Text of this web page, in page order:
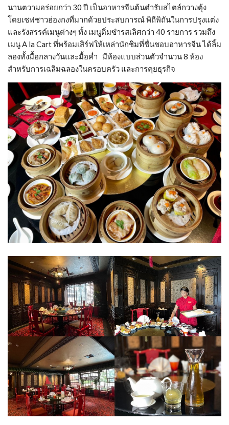
นานตวามอร่อยกว่า 30 ปี เป็นอาหารจีนต้นตำรับสไตล์กวางตุ้ง
โดยเชฟชาวฮ่องกงที่มากด้วยประสบการณ์ พิถีพิถันในการปรุงแต่ง
และรังสรรค์เมนูต่างๆ ทั้ง เมนูติ่มซำรสเลิศกว่า 40 รายการ รวมถึง
เมนู A la Cart ที่พร้อมเสิร์ฟให้เหล่านักชิมที่ชื่นชอบอาหารจีน ได้ลิ้ม
ลองทั้งมื้อกลางวันและมื้อค่ำ มีห้องแบบส่วนตัวจำนวน 8 ห้อง
สำหรับการเฉลิมฉลองในครอบครัว และการคุยธุรกิจ